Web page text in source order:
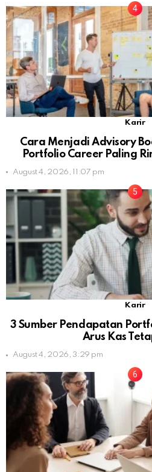
Karir
Cara Menjadi Advisory
Portfolio Career Paling
August 4, 2026, 11:07 pm
Karir
3 Sumber Pendapatan
Arus Kas
August 4, 2026, 3:29 pm